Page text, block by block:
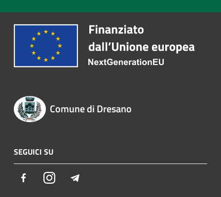
Comune di Dresano
SEGUICI SU
FacebookInstagram